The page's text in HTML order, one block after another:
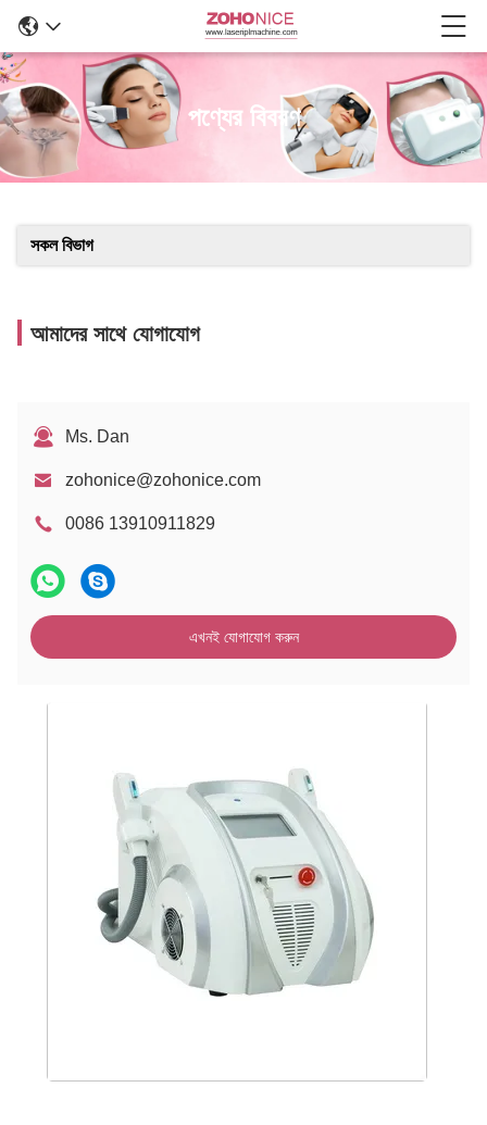
পণ্যের বিবরণ
সকল বিভাগ
আমাদের সাথে যোগাযোগ
Ms. Dan
zohonice@zohonice.com
0086 13910911829
এখনই যোগাযোগ করুন